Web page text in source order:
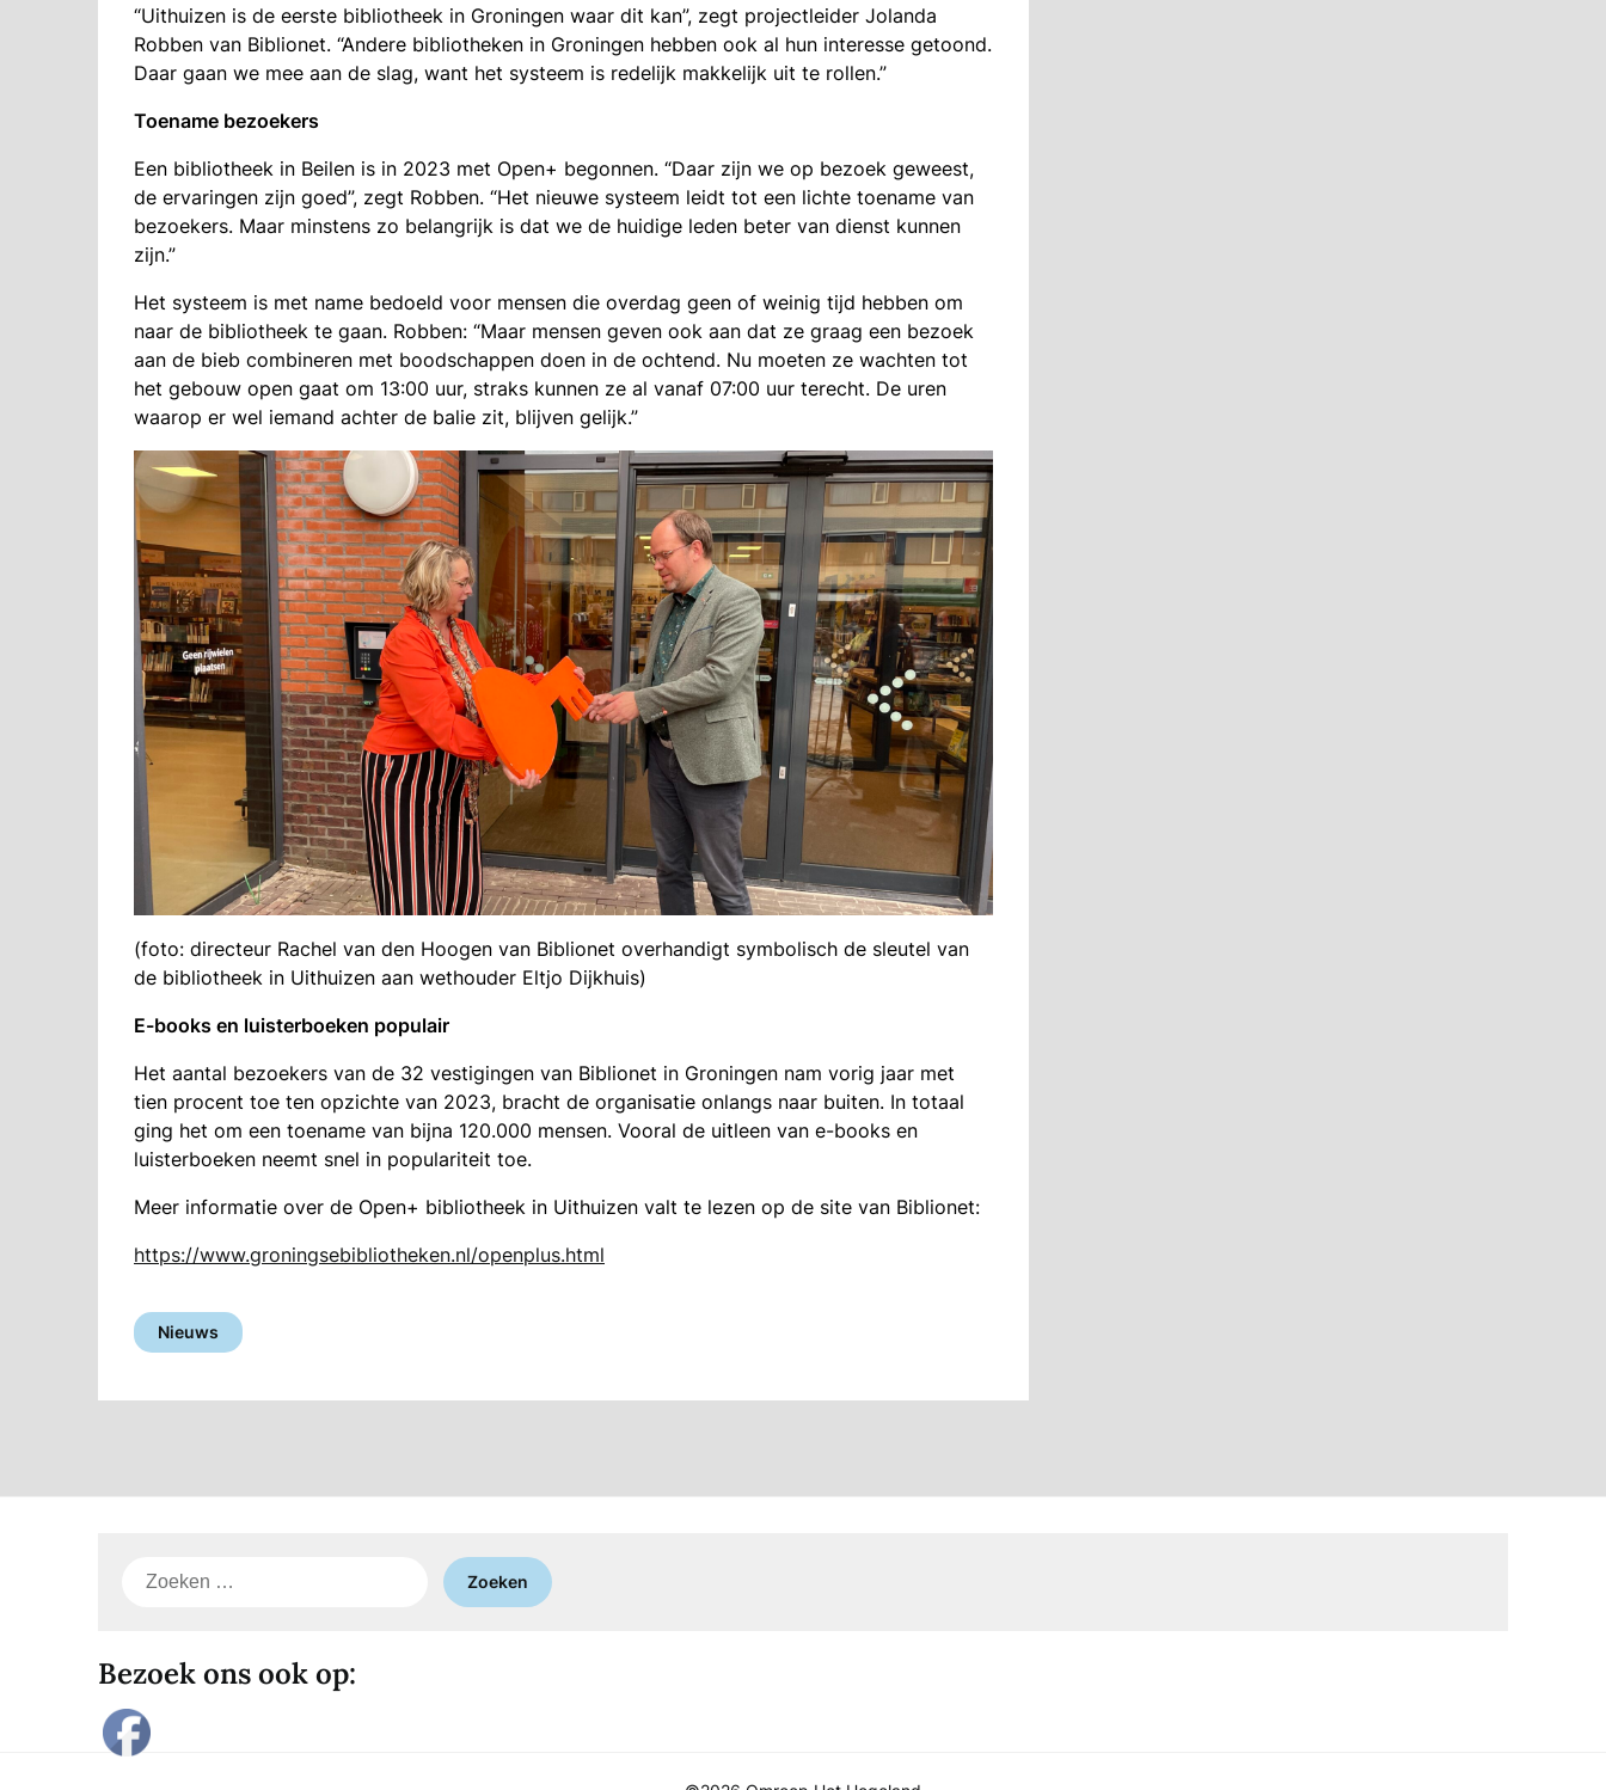
“Uithuizen is de eerste bibliotheek in Groningen waar dit kan”, zegt projectleider Jolanda
Robben van Biblionet. “Andere bibliotheken in Groningen hebben ook al hun interesse getoond.
Daar gaan we mee aan de slag, want het systeem is redelijk makkelijk uit te rollen.”
Toename bezoekers
Een bibliotheek in Beilen is in 2023 met Open+ begonnen. “Daar zijn we op bezoek geweest,
de ervaringen zijn goed”, zegt Robben. “Het nieuwe systeem leidt tot een lichte toename van
bezoekers. Maar minstens zo belangrijk is dat we de huidige leden beter van dienst kunnen
zijn.”
Het systeem is met name bedoeld voor mensen die overdag geen of weinig tijd hebben om
naar de bibliotheek te gaan. Robben: “Maar mensen geven ook aan dat ze graag een bezoek
aan de bieb combineren met boodschappen doen in de ochtend. Nu moeten ze wachten tot
het gebouw open gaat om 13:00 uur, straks kunnen ze al vanaf 07:00 uur terecht. De uren
waarop er wel iemand achter de balie zit, blijven gelijk.”
(foto: directeur Rachel van den Hoogen van Biblionet overhandigt symbolisch de sleutel van
de bibliotheek in Uithuizen aan wethouder Eltjo Dijkhuis)
E-books en luisterboeken populair
Het aantal bezoekers van de 32 vestigingen van Biblionet in Groningen nam vorig jaar met
tien procent toe ten opzichte van 2023, bracht de organisatie onlangs naar buiten. In totaal
ging het om een toename van bijna 120.000 mensen. Vooral de uitleen van e-books en
luisterboeken neemt snel in populariteit toe.
Meer informatie over de Open+ bibliotheek in Uithuizen valt te lezen op de site van Biblionet:
https://www.groningsebibliotheken.nl/openplus.html
Nieuws
Zoeken
Bezoek ons ook op: